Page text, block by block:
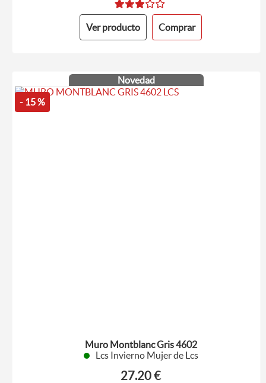
Ver producto Comprar
Novedad
- 15 %
Muro Montblanc Gris 4602
Lcs Invierno Mujer de Lcs
27.20 €